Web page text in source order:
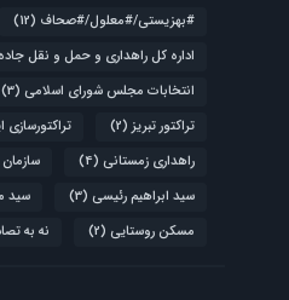
#بهزیستی/#معلول/#صحاف (12)
اداره کل راهداری و حمل و نقل
انتخابات مجلس شورای اسلامی (3)
تراکتور تبریز (2) تراکتورسازی
راهداری زمستانی (4)
سید ابراهیم رئیسی (3) سید
مسکن روستایی (2) نه به